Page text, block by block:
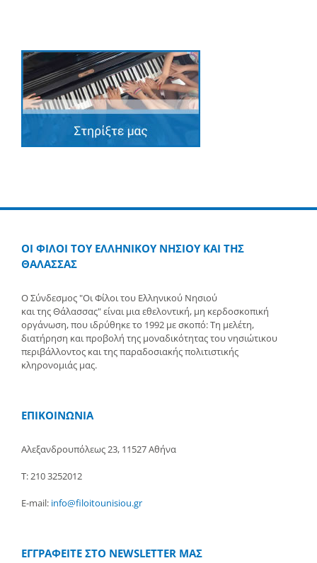
ΟΙ ΦΙΛΟΙ ΤΟΥ ΕΛΛΗΝΙΚΟΥ ΝΗΣΙΟΥ ΚΑΙ ΤΗΣ
ΘΑΛΑΣΣΑΣ
Ο Σύνδεσμος "Οι Φίλοι του Ελληνικού Νησιού
και της Θάλασσας" είναι μια εθελοντική, μη κερδοσκοπική
οργάνωση, που ιδρύθηκε το 1992 με σκοπό: Τη μελέτη,
διατήρηση και προβολή της μοναδικότητας του νησιώτικου
περιβάλλοντος και της παραδοσιακής πολιτιστικής
κληρονομιάς μας.
ΕΠΙΚΟΙΝΩΝΙΑ
Αλεξανδρουπόλεως 23, 11527 Αθήνα
Τ: 210 3252012
E-mail: info@filoitounisiou.gr
ΕΓΓΡΑΦΕΙΤΕ ΣΤΟ NEWSLETTER ΜΑΣ